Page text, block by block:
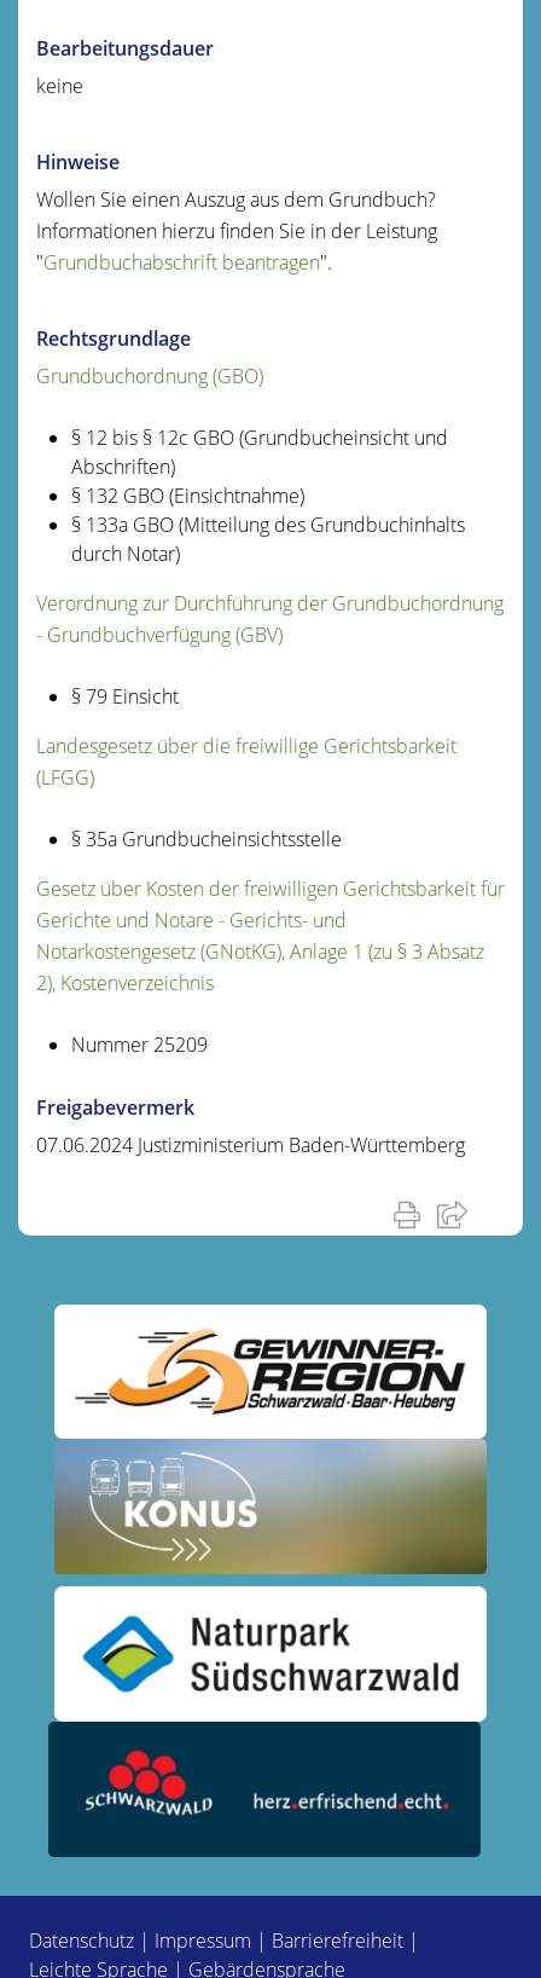
Bearbeitungsdauer
keine
Hinweise
Wollen Sie einen Auszug aus dem Grundbuch?
Informationen hierzu finden Sie in der Leistung
"Grundbuchabschrift beantragen".
Rechtsgrundlage
Grundbuchordnung (GBO)
§ 12 bis § 12c GBO (Grundbucheinsicht und
Abschriften)
§ 132 GBO (Einsichtnahme)
§ 133a GBO (Mitteilung des Grundbuchinhalts
durch Notar)
Verordnung zur Durchführung der Grundbuchordnung
- Grundbuchverfügung (GBV)
§ 79 Einsicht
Landesgesetz über die freiwillige Gerichtsbarkeit
(LFGG)
§ 35a Grundbucheinsichtsstelle
Gesetz über Kosten der freiwilligen Gerichtsbarkeit für
Gerichte und Notare - Gerichts- und
Notarkostengesetz (GNotKG), Anlage 1 (zu § 3 Absatz
2), Kostenverzeichnis
Nummer 25209
Freigabevermerk
07.06.2024 Justizministerium Baden-Württemberg
Datenschutz | Impressum | Barrierefreiheit |
Leichte Sprache | Gebärdensprache